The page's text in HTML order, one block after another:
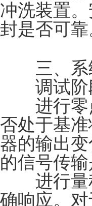
冲洗装置
封是否可靠
三、系
调试阶段
进行零点
否处于基
器的输出
的信号传
进行量程
确响应。